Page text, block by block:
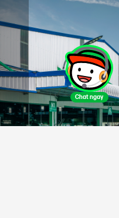
Chat ngay